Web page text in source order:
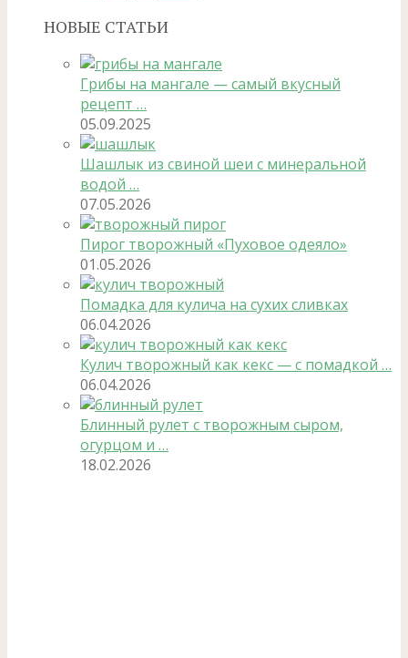
НОВЫЕ СТАТЬИ
Грибы на мангале — самый вкусный
рецепт …
05.09.2025
Шашлык из свиной шеи с минеральной
водой …
07.05.2026
Пирог творожный «Пуховое одеяло»
01.05.2026
Помадка для кулича на сухих сливках
06.04.2026
Кулич творожный как кекс — с помадкой …
06.04.2026
Блинный рулет с творожным сыром,
огурцом и …
18.02.2026